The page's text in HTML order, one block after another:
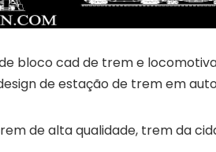
bloco cad de trem e
de estação de trem em
de alta qualidade, trem da